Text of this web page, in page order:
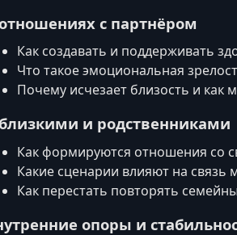
с партнёром
Как создавать и поддерживать
Что такое эмоциональная
Почему исчезает близость и как
и родственниками
Как формируются отношения со
Какие сценарии влияют на связь
Как перестать повторять
опоры и